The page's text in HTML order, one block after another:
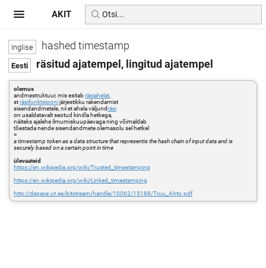
hashed timestamp
räsitud ajatempel, lingitud ajatempel
olemus
andmestruktuur, mis esitabräsiahelat
sträsifunktsioonijärjestikku rakendamist
sisendandmetele, nii et ahela väljundräsi
on usaldatavalt seotud kindla hetkega,
näiteks ajalehe ilmumiskuupäevaga ning võimaldab
tõestada nende sisendandmete olemasolu sel hetkel
=
a timestamp token as a data structure that representis the hash chain of input data and is
securely based on a certain point in time
ülevaateid
https://en.wikipedia.org/wiki/Trusted_timestamping
https://en.wikipedia.org/wiki/Linked_timestamping
http://dspace.ut.ee/bitstream/handle/10062/15188/Truu_Ahto.pdf
AKIT